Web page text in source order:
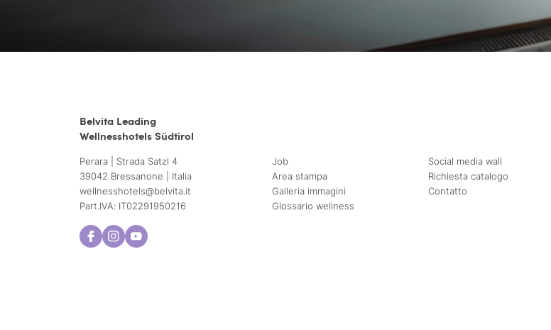
Belvita Leading
Wellnesshotels Südtirol
Perara | Strada Satzl 4
39042 Bressanone | Italia
wellnesshotels@belvita.it
Part.IVA: IT02291950216
Job
Area stampa
Galleria immagini
Glossario wellness
Social media wall
Richiesta catalogo
Contatto